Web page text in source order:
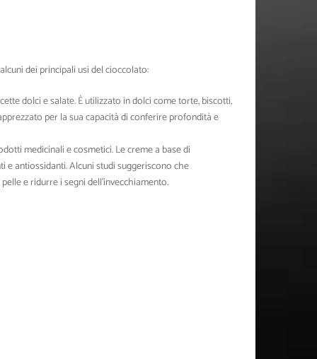
dei principali usi del cioccolato:
dolci e salate. È utilizzato in dolci come torte, biscotti,
per la sua capacità di conferire profondità e
medicinali e cosmetici. Le creme a base di
antiossidanti. Alcuni studi suggeriscono che
e ridurre i segni dell’invecchiamento.